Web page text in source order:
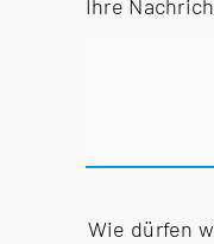
Ihre
Wie dürfen